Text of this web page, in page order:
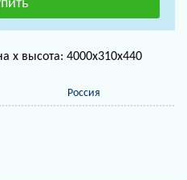
х высота: 4000х310х440
Россия